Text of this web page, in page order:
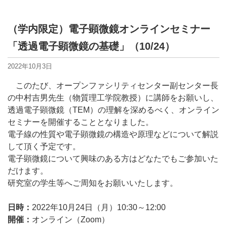
（学内限定）電子顕微鏡オンラインセミナー
「透過電子顕微鏡の基礎」（10/24）
2022年10月3日
このたび、オープンファシリティセンター副センター長
の中村吉男先生（物質理工学院教授）に講師をお願いし、
透過電子顕微鏡（TEM ）の理解を深めるべく、オンライン
セミナーを開催することとなりました。
電子線の性質や電子顕微鏡の構造や原理などについて解説
して頂く予定です。
電子顕微鏡について興味のある方はどなたでもご参加いた
だけます。
研究室の学生等へご周知をお願いいたします。
日時： 2022年10月 24日（月） 10:30～ 12:00
開催： オンライン（Zoom）